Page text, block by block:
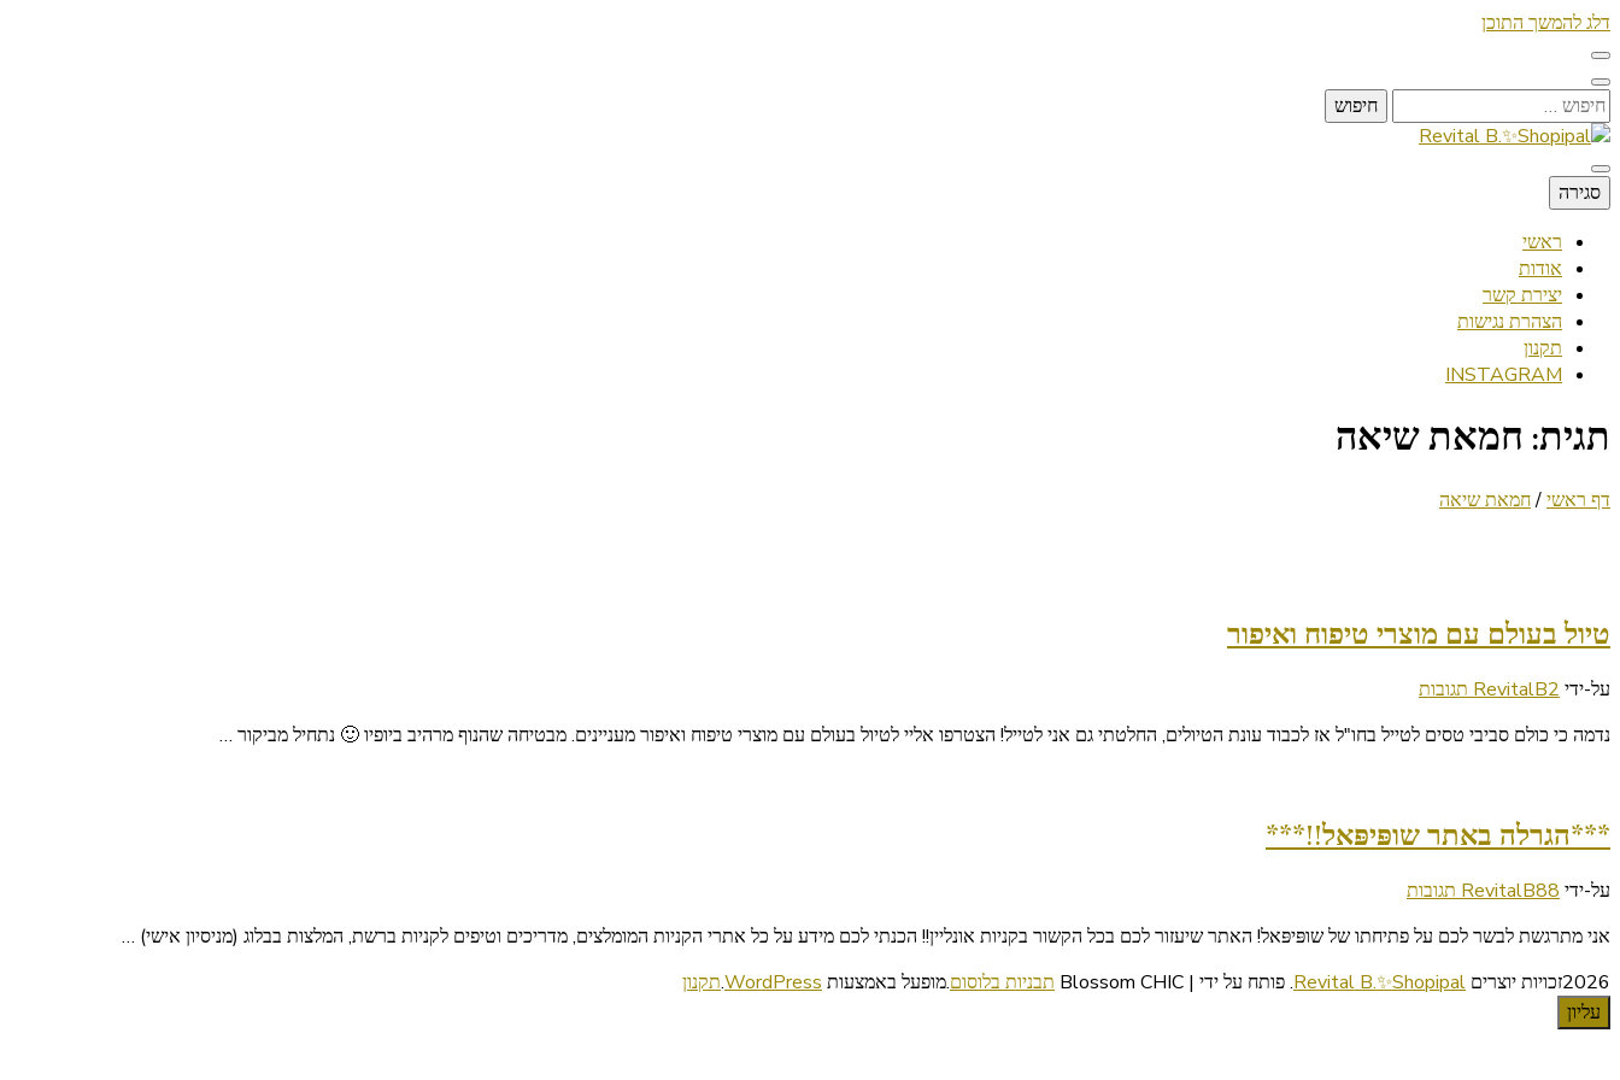
דלג להמשך התוכן
חיפוש:
Revital B.✨Shopipal
Lifestyle ✦ Beauty ✦ Vegan ✦ Travel
סגירה
ראשי
אודות
יצירת קשר
הצהרת נגישות
תקנון
INSTAGRAM
תגית: חמאת שיאה
דף ראשי/חמאת שיאה
טיול בעולם עם מוצרי טיפוח ואיפור
על-ידי RevitalB2 תגובות
על
בעולם
ואיפור
נדמה כי כולם סביבי טסים לטייל בחו"ל אז לכבוד עונת הטיולים, החלטתי גם אני לטייל! הצטרפו אליי לטיול בעולם עם מוצרי טיפוח ואיפור מעניינים. מבטיחה שהנוף מרהיב ביופיו 🙂 נתחיל מביקור …
***הגרלה באתר שופּיפּאל!!***
על-ידי RevitalB88 תגובות
על
באתר
שופּיפּאל!!***
אני מתרגשת לבשר לכם על פתיחתו של שופּיפּאל! האתר שיעזור לכם בכל הקשור בקניות אונליין!! הכנתי לכם מידע על כל אתרי הקניות המומלצים, מדריכים וטיפים לקניות ברשת, המלצות בבלוג (מניסיון אישי) …
2026זכויות יוצרים
Revital B.✨Shopipal
.פותח על ידי | Blossom CHIC תבניות בלוסום.מופעל באמצעות WordPress
.תקנון
עליון